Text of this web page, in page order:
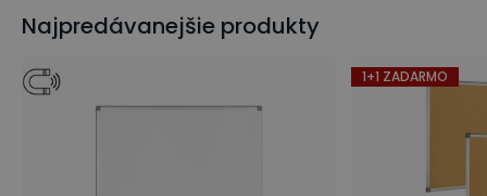
Najpredávanejšie produkty
1+1 ZADARMO